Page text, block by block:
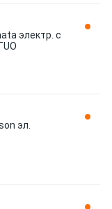
электр. с
эл.